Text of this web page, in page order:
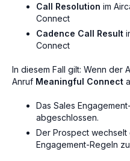
Call Resolution im
Connect
Cadence Call Result
Connect
In diesem Fall gilt: Wenn der
Anruf Meaningful Connect
Das Sales
abgeschlossen.
Der Prospect wechselt
Engagement-Regeln